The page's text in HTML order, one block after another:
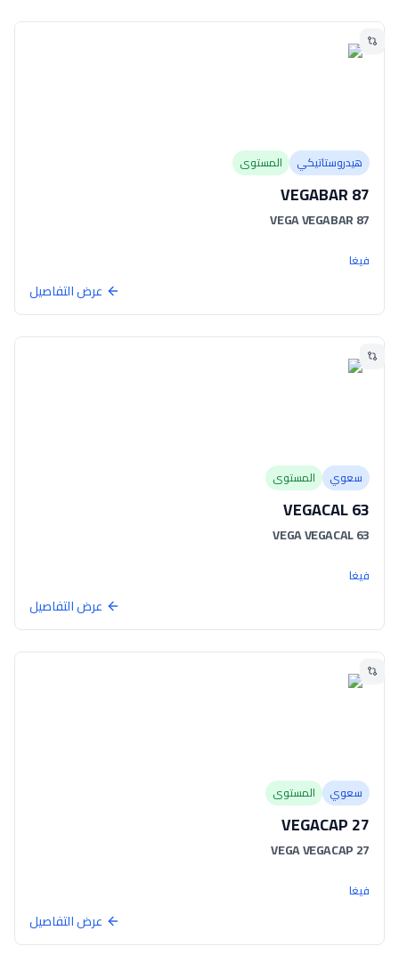
هيدروستاتيكي المستوى
VEGABAR 87
VEGA VEGABAR 87
فيغا
عرض التفاصيل
سعوي المستوى
VEGACAL 63
VEGA VEGACAL 63
فيغا
عرض التفاصيل
سعوي المستوى
VEGACAP 27
VEGA VEGACAP 27
فيغا
عرض التفاصيل